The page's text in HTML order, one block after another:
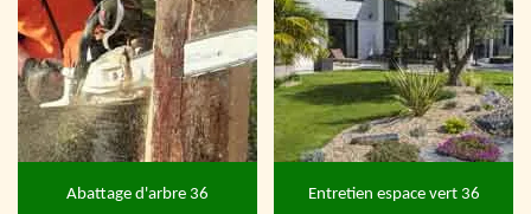
Abattage d'arbre 36 Entretien espace vert 36